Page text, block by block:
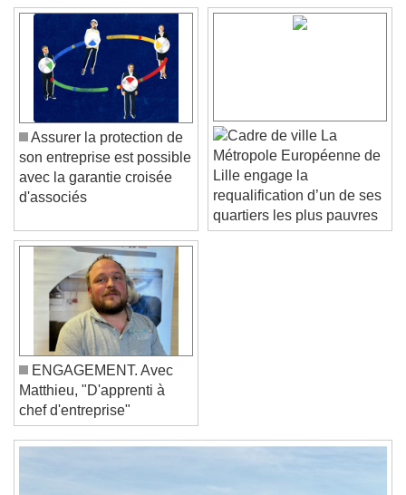
Color
Text Background
Color
Caption Area Background
Color Opacity
Font Size
Text Edge Style
Font Family
Reset
Done
Close Modal Dialog
End of dialog window.
Assurer la protection de
son entreprise est possible
avec la garantie croisée
La
Métropole Européenne de
Lille engage la
requalification d’un de ses
quartiers les plus pauvres
ENGAGEMENT. Avec
Matthieu, "D'apprenti à
chef d'entreprise"